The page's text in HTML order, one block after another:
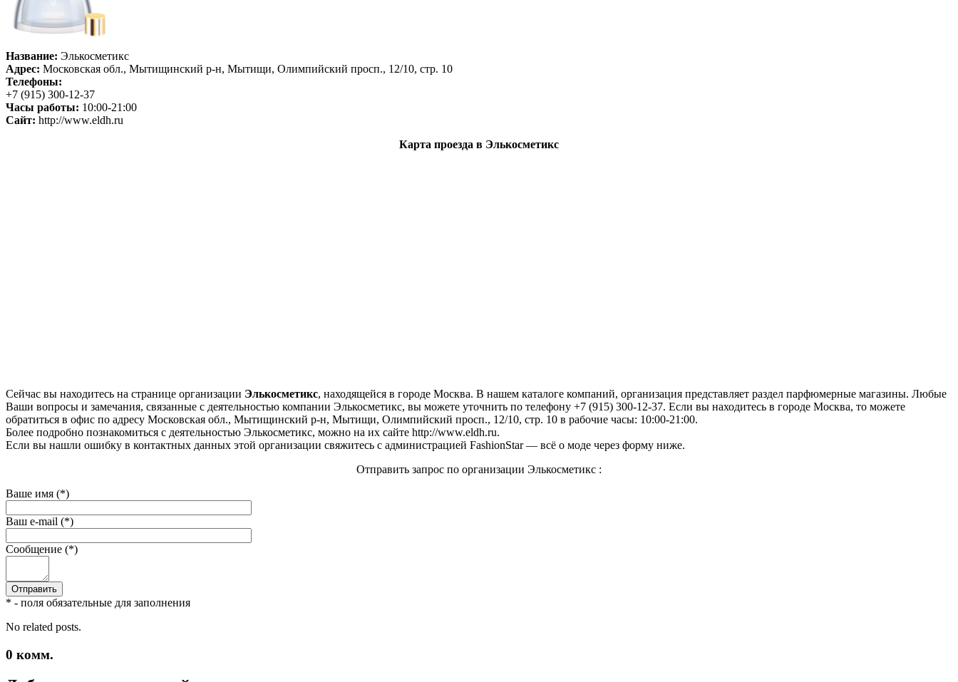
Название: Элькосметикс
Адрес: Московская обл., Мытищинский р-н, Мытищи, Олимпийский просп., 12/10, стр. 10
Телефоны:
+7 (915) 300-12-37
Часы работы: 10:00-21:00
Сайт: http://www.eldh.ru
Карта проезда в Элькосметикс
Сейчас вы находитесь на странице организации Элькосметикс, находящейся в городе Москва. В нашем каталоге компаний, организация представляет раздел парфюмерные магазины. Любые
Ваши вопросы и замечания, связанные с деятельностью компании Элькосметикс, вы можете уточнить по телефону +7 (915) 300-12-37. Если вы находитесь в городе Москва, то можете
обратиться в офис по адресу Московская обл., Мытищинский р-н, Мытищи, Олимпийский просп., 12/10, стр. 10 в рабочие часы: 10:00-21:00.
Более подробно познакомиться с деятельностью Элькосметикс, можно на их сайте http://www.eldh.ru.
Если вы нашли ошибку в контактных данных этой организации свяжитесь с администрацией FashionStar — всё о моде через форму ниже.
Отправить запрос по организации Элькосметикс :
Ваше имя (*)
Ваш e-mail (*)
Сообщение (*)
* - поля обязательные для заполнения
No related posts.
0 комм.